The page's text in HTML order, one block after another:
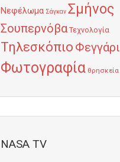
Νεφέλωμα Σάγκαν Σμήνος
Σουπερνόβα Τεχνολογία
Τηλεσκόπιο Φεγγάρι
Φωτογραφία θρησκεία
NASA TV